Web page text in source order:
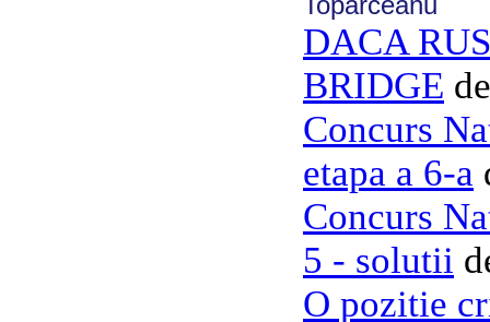
DACA
BRIDGE
Concurs
etapa a 6-a
Concurs
5 - solutii
O pozitie